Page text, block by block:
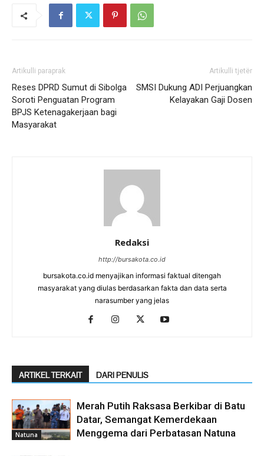
Artikulli paraprak
Reses DPRD Sumut di Sibolga
Soroti Penguatan Program
BPJS Ketenagakerjaan bagi
Masyarakat
Artikulli tjetër
SMSI Dukung ADI Perjuangkan
Kelayakan Gaji Dosen
Redaksi
http://bursakota.co.id
bursakota.co.id menyajikan informasi faktual ditengah
masyarakat yang diulas berdasarkan fakta dan data serta
narasumber yang jelas
ARTIKEL TERKAIT DARI PENULIS
Natuna
Merah Putih Raksasa Berkibar di Batu
Datar, Semangat Kemerdekaan
Menggema dari Perbatasan Natuna